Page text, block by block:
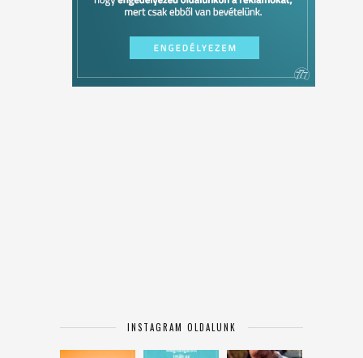
INSTAGRAM OLDALUNK